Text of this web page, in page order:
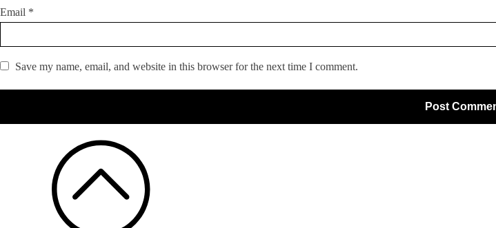
Email *
Save my name, email, and website in this browser for the next time I comment.